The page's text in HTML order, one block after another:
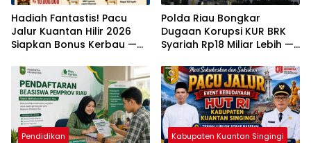
Hadiah Fantastis! Pacu
Jalur Kuantan Hilir 2026
Siapkan Bonus Kerbau —
Puluhan Juta Rupiah
Polda Riau Bongkar
Dugaan Korupsi KUR BRK
Syariah Rp18 Miliar Lebih —
Dijerat
Pendidikan Kabupaten Kuantan Singingi